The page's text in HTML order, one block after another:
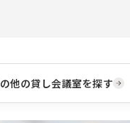
の他の貸し会議室を探す